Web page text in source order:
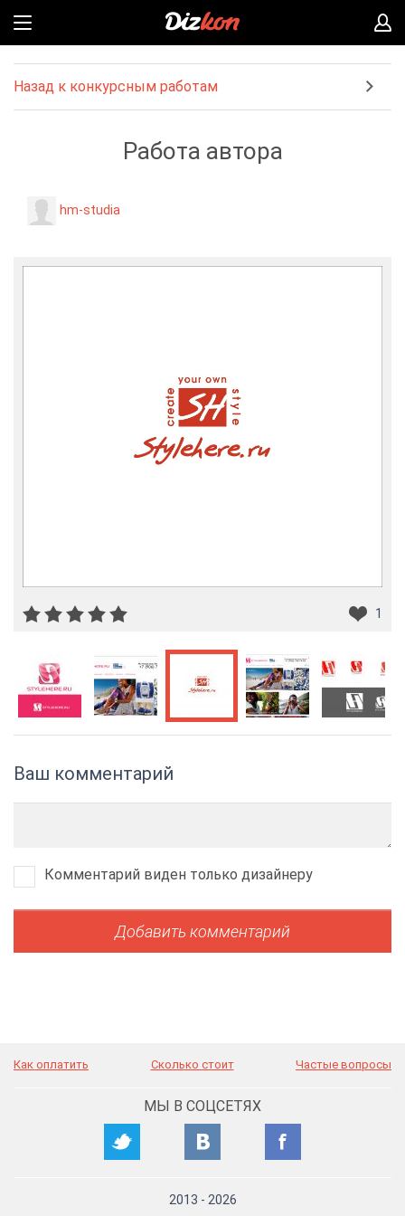
Назад к конкурсным работам
Работа автора
hm-studia
1
Ваш комментарий
Комментарий виден только дизайнеру
Как оплатить Сколько стоит Частые вопросы
МЫ В СОЦСЕТЯХ
2013 - 2026